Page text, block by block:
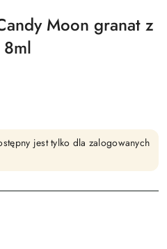
Moon granat z
jest tylko dla zalogowanych